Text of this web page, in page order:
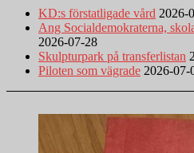
KD:s förstatligade vård 2026-
Ang Socialdemokraterna,
2026-07-28
Skulpturpark på transferlistan
Piloten som vägrade 2026-07-